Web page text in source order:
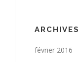
ARCHIVES
février 2016